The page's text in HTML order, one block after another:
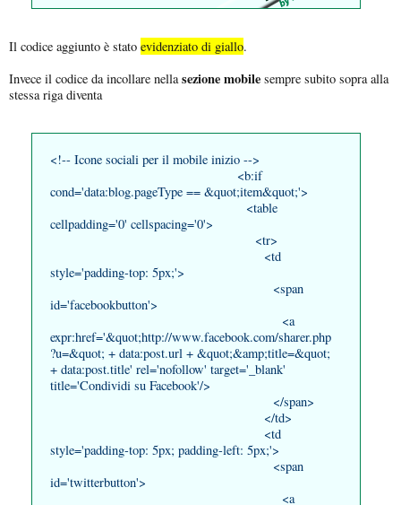
Il codice aggiunto è stato evidenziato di giallo.
Invece il codice da incollare nella sezione mobile sempre subito sopra alla
stessa riga diventa
<!-- Icone sociali per il mobile inizio -->
<b:if
cond='data:blog.pageType == &quot;item&quot;'>
<table
cellpadding='0' cellspacing='0'>
<tr>
<td
style='padding-top: 5px;'>
<span
id='facebookbutton'>
<a
expr:href='&quot;http://www.facebook.com/sharer.php
?u=&quot; + data:post.url + &quot;&amp;title=&quot;
+ data:post.title' rel='nofollow' target='_blank'
title='Condividi su Facebook'/>
</span>
</td>
<td
style='padding-top: 5px; padding-left: 5px;'>
<span
id='twitterbutton'>
<a